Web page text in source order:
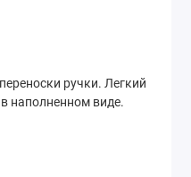
ручки. Легкий
наполненном виде.